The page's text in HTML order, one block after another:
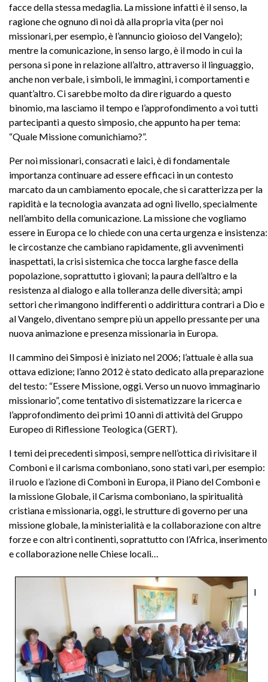
facce della stessa medaglia. La missione infatti è il senso, la
ragione che ognuno di noi dà alla propria vita (per noi
missionari, per esempio, è l’annuncio gioioso del Vangelo);
mentre la comunicazione, in senso largo, è il modo in cui la
persona si pone in relazione all’altro, attraverso il linguaggio,
anche non verbale, i simboli, le immagini, i comportamenti e
quant’altro. Ci sarebbe molto da dire riguardo a questo
binomio, ma lasciamo il tempo e l’approfondimento a voi tutti
partecipanti a questo simposio, che appunto ha per tema:
“Quale Missione comunichiamo?”.
Per noi missionari, consacrati e laici, è di fondamentale
importanza continuare ad essere efficaci in un contesto
marcato da un cambiamento epocale, che si caratterizza per la
rapidità e la tecnologia avanzata ad ogni livello, specialmente
nell’ambito della comunicazione. La missione che vogliamo
essere in Europa ce lo chiede con una certa urgenza e insistenza:
le circostanze che cambiano rapidamente, gli avvenimenti
inaspettati, la crisi sistemica che tocca larghe fasce della
popolazione, soprattutto i giovani; la paura dell’altro e la
resistenza al dialogo e alla tolleranza delle diversità; ampi
settori che rimangono indifferenti o addirittura contrari a Dio e
al Vangelo, diventano sempre più un appello pressante per una
nuova animazione e presenza missionaria in Europa.
Il cammino dei Simposi è iniziato nel 2006; l’attuale è alla sua
ottava edizione; l’anno 2012 è stato dedicato alla preparazione
del testo: “Essere Missione, oggi. Verso un nuovo immaginario
missionario”, come tentativo di sistematizzare la ricerca e
l’approfondimento dei primi 10 anni di attività del Gruppo
Europeo di Riflessione Teologica (GERT).
I temi dei precedenti simposi, sempre nell’ottica di rivisitare il
Comboni e il carisma comboniano, sono stati vari, per esempio:
il ruolo e l’azione di Comboni in Europa, il Piano del Comboni e
la missione Globale, il Carisma comboniano, la spiritualità
cristiana e missionaria, oggi, le strutture di governo per una
missione globale, la ministerialità e la collaborazione con altre
forze e con altri continenti, soprattutto con l’Africa, inserimento
e collaborazione nelle Chiese locali…
I